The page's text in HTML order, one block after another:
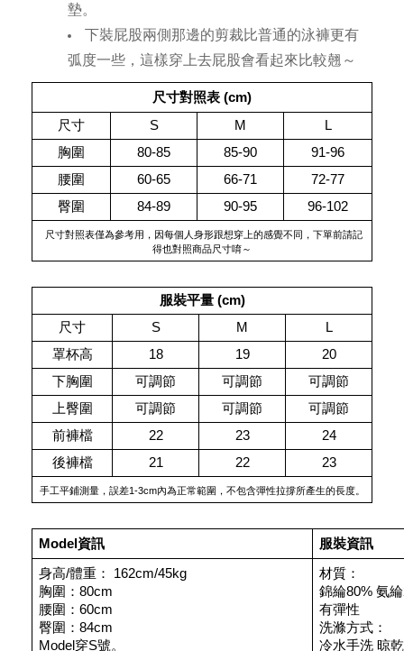
墊。
下裝屁股兩側那邊的剪裁比普通的泳褲更有
弧度一些，這樣穿上去屁股會看起來比較翹～
尺寸對照表 (cm)
尺寸
S M
L
胸圍
80-85 85-90
91-96
腰圍
60-65 66-71
72-77
臀圍
84-89 90-95 96-102
得也對照商品尺寸唷～
服裝平量 (cm)
尺寸
S M
L
罩杯高
18 19
20
下胸圍
可調節 可調節
可調節
上臀圍
可調節 可調節
可調節
前褲檔
22 23
24
後褲檔
21 22 23
手工平鋪測量，誤差1-3cm內為正常範圍，不包含彈性拉撐所產生的長度。
Model資訊 服裝資訊
身高/體重： 162cm/45kg
胸圍：80cm
腰圍：60cm
臀圍：84cm
Model穿S號。
材質：
錦綸80% 氨
有彈性
洗滌方式：
冷水手洗 晾乾